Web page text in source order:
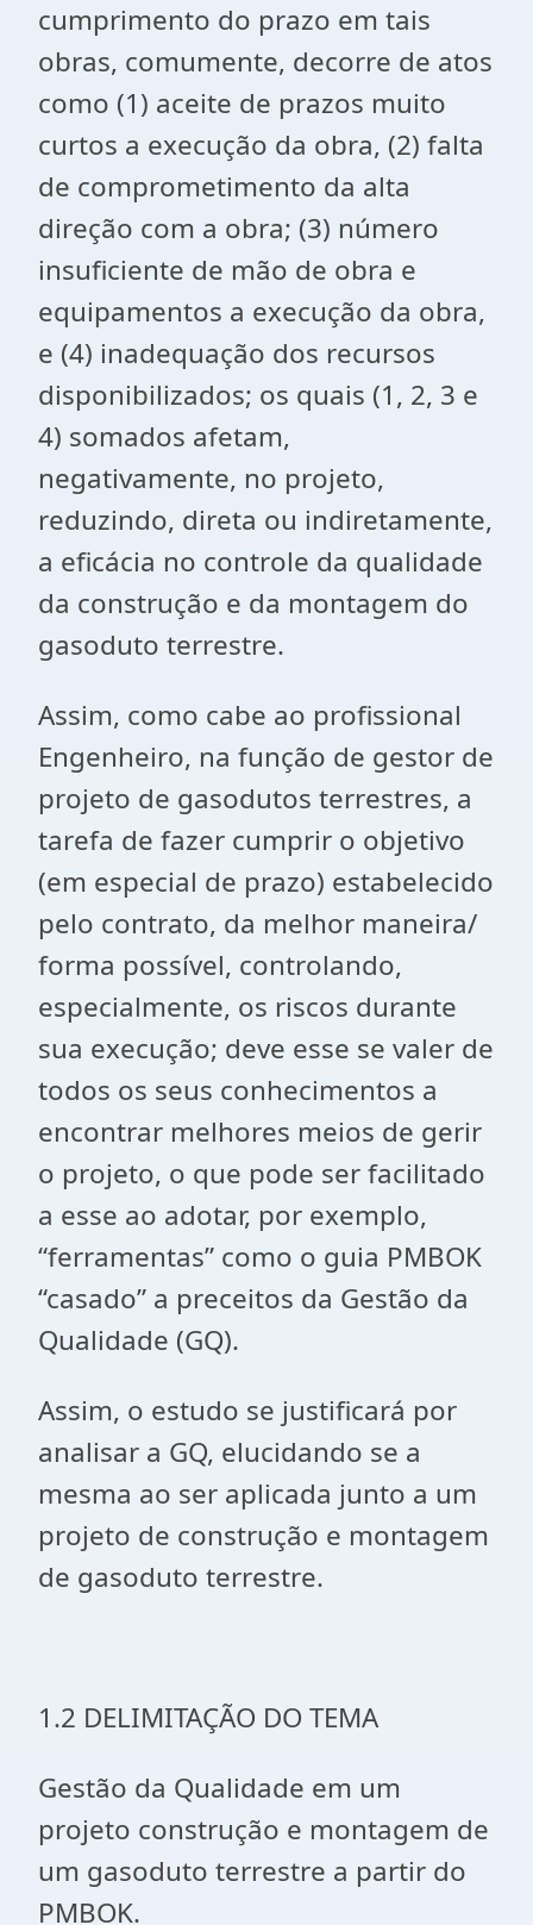
cumprimento do prazo em tais
obras, comumente, decorre de atos
como (1) aceite de prazos muito
curtos a execução da obra, (2) falta
de comprometimento da alta
direção com a obra; (3) número
insuficiente de mão de obra e
equipamentos a execução da obra,
e (4) inadequação dos recursos
disponibilizados; os quais (1, 2, 3 e
4) somados afetam,
negativamente, no projeto,
reduzindo, direta ou indiretamente,
a eficácia no controle da qualidade
da construção e da montagem do
gasoduto terrestre.
Assim, como cabe ao profissional
Engenheiro, na função de gestor de
projeto de gasodutos terrestres, a
tarefa de fazer cumprir o objetivo
(em especial de prazo) estabelecido
pelo contrato, da melhor maneira/
forma possível, controlando,
especialmente, os riscos durante
sua execução; deve esse se valer de
todos os seus conhecimentos a
encontrar melhores meios de gerir
o projeto, o que pode ser facilitado
a esse ao adotar, por exemplo,
“ferramentas” como o guia PMBOK
“casado” a preceitos da Gestão da
Qualidade (GQ).
Assim, o estudo se justificará por
analisar a GQ, elucidando se a
mesma ao ser aplicada junto a um
projeto de construção e montagem
de gasoduto terrestre.
1.2 DELIMITAÇÃO DO TEMA
Gestão da Qualidade em um
projeto construção e montagem de
um gasoduto terrestre a partir do
PMBOK.